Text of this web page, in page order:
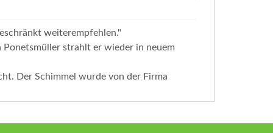
weiterempfehlen."
Ponetsmüller strahlt er wieder in neuem
Der Schimmel wurde von der Firma